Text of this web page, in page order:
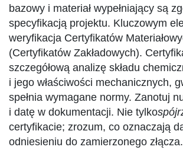
bazowy i materiał wypełniający są
specyfikacją projektu. Kluczowym
weryfikacja Certyfikatów
(Certyfikatów Zakładowych).
szczegółową analizę składu
i jego właściwości mechanicznych,
spełnia wymagane normy. Zanotuj
i datę w dokumentacji. Nie tylko
certyfikacie; zrozum, co oznaczają
odniesieniu do zamierzonego złącza.